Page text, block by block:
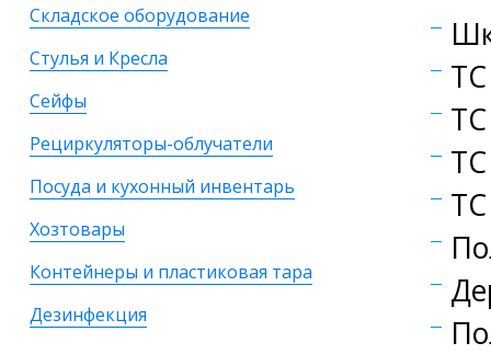
Складское оборудование
Стулья и Кресла
Сейфы
Рециркуляторы-облучатели
Посуда и кухонный инвентарь
Хозтовары
Контейнеры и пластиковая тара
Дезинфекция